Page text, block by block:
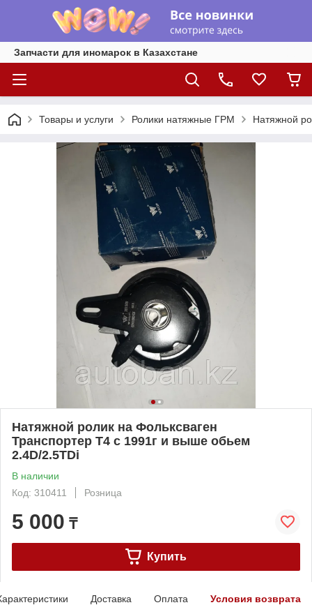
Запчасти для иномарок в Казахстане
Товары и услуги Ролики натяжные ГРМ Натяжной
Натяжной ролик на Фольксваген
Транспортер Т4 с 1991г и выше обьем
2.4D/2.5TDi
В наличии
Код: 310411
Розница
5 000 ₸
Купить
Доставка Оплата Условия возврата